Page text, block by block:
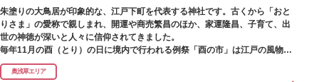
朱塗りの大鳥居が印象的な、江戸下町を代表する神社です。古くから「おと
りさま」の愛称で親しまれ、開運や商売繁昌のほか、家運隆昌、子育て、出
世の神徳が深いと人々に信仰されてきました。
毎年11月の酉（とり）の日に境内で行われる例祭「酉の市」は江戸の風物詩
として有名。福をかきこむと言われる熊手をはじめ八ツ頭芋、お多福の面な
ど、色とりどりの縁起物を買い求める人たちで賑わいます。樋口一葉の代表
奥浅草エリア